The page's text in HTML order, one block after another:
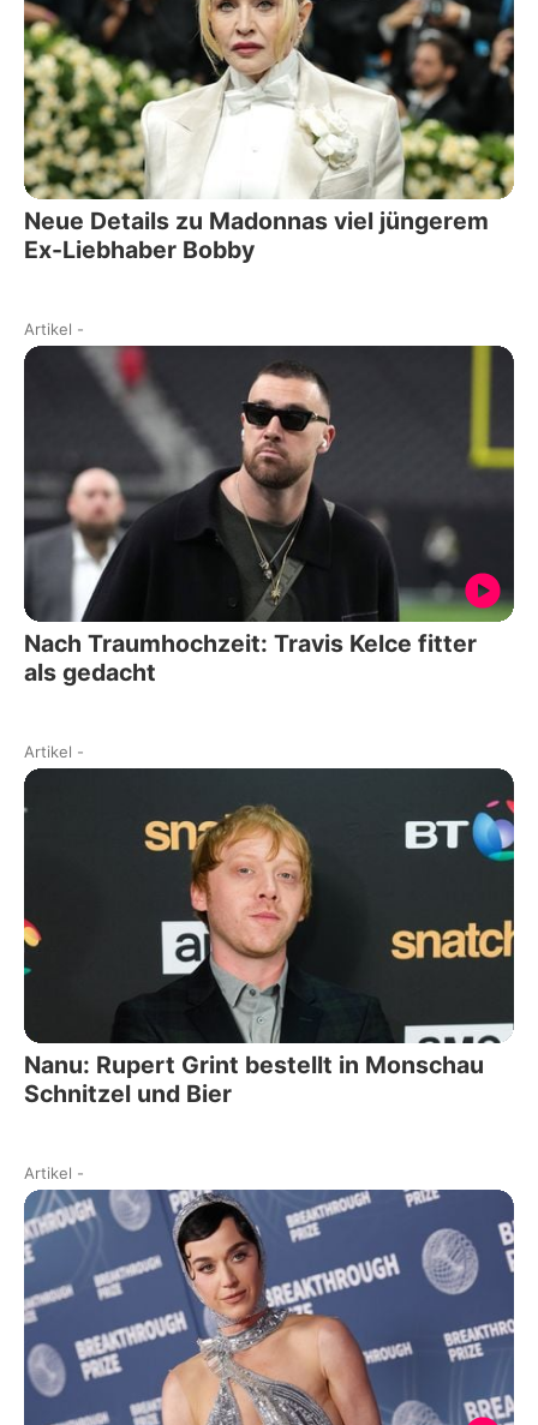
Neue Details zu Madonnas viel jüngerem
Ex-Liebhaber Bobby
Artikel -
Nach Traumhochzeit: Travis Kelce fitter
als gedacht
Artikel -
Nanu: Rupert Grint bestellt in Monschau
Schnitzel und Bier
Artikel -